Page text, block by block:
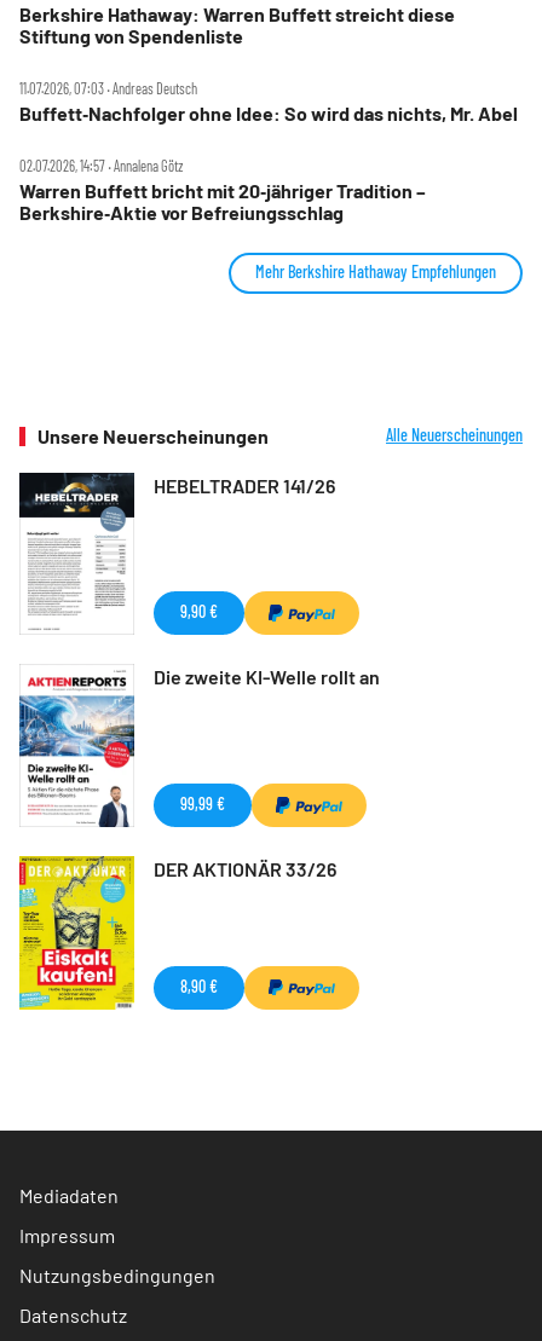
Berkshire Hathaway: Warren Buffett streicht diese
Stiftung von Spendenliste
11.07.2026, 07:03 ‧ Andreas Deutsch
Buffett‑Nachfolger ohne Idee: So wird das nichts, Mr. Abel
02.07.2026, 14:57 ‧ Annalena Götz
Warren Buffett bricht mit 20‑jähriger Tradition –
Berkshire‑Aktie vor Befreiungsschlag
Mehr Berkshire Hathaway Empfehlungen
Unsere Neuerscheinungen Alle Neuerscheinungen
HEBELTRADER 141/26
9,90 €
Die zweite KI-Welle rollt an
99,99 €
DER AKTIONÄR 33/26
8,90 €
Mediadaten
Impressum
Nutzungsbedingungen
Datenschutz